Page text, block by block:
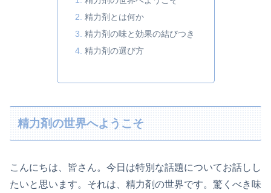
精力剤とは何か
精力剤の味と効果の結びつき
精力剤の選び方
精力剤の世界へようこそ
こんにちは、皆さん。今日は特別な話題についてお話しし
たいと思います。それは、精力剤の世界です。驚くべき味